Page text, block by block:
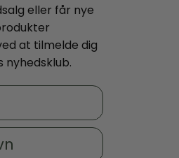
eller får nye
at tilmelde dig
nyhedsklub.